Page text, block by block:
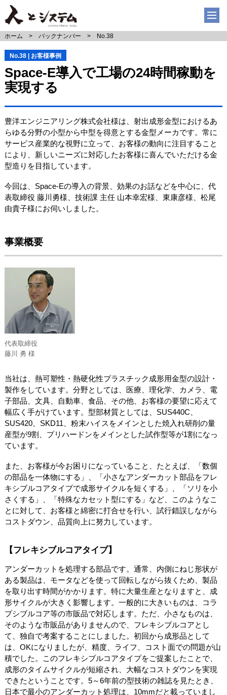
ホーム バックナンバー No.38
No.38 | お客様事例
Space-E導入で工場の24時間稼動を
実現する
豊洋エンジニアリング株式会社様は、射出成形金型におけるあ
らゆる分野の小型から中型を得意とする金型メーカです。常に
サービス産業的な視野に立って、お客様の動向に注目すること
により、新しいニーズに対応したお客様に喜んでいただける金
型造りを目指しています。
今回は、Space-Eの導入の背景、効果のお話などを中心に、代
表取締役 藤川勇様、技術課 主任 山本幸宏様、東康彦様、松尾
由貴子様にお伺いしました。
事業概要
代表取締役
藤川 勇 様
当社は、熱可塑性・熱硬化性プラスチック成形用金型の設計・
製作をしています。分野としては、医療、理化学、カメラ、電
子部品、文具、自動車、食品、その他、お客様の要望に応えて
幅広く手がけています。型部材質としては、SUS440C、
SUS420、SKD11、粉末ハイスをメインとした焼入れ研削の量
産型が9割、プリハードンをメインとした試作型等が1割になっ
ています。
また、お客様が今お困りになっていること、たとえば、「数個
の部品を一体物にする」、「小さなアンダーカット部品をフレ
キシブルコアタイプで成形サイクルを短くする」、「ソリを小
さくする」、「特殊なカセット型にする」など、このようなこ
とに対して、お客様と綿密に打合せを行い、試行錯誤しながら
コストダウン、品質向上に努力しています。
【フレキシブルコアタイプ】
アンダーカットを処理する部品です。通常、内側にねじ形状が
ある製品は、モータなどを使って回転しながら抜くため、製品
を取り出す時間がかかります。特に大量生産となりますと、成
形サイクルが大きく影響します。一般的に大きいものは、コラ
プシブルコア等の市販品で対応します。ただ、小さなものは、
そのような市販品がありませんので、フレキシブルコアとし
て、独自で考案することにしました。初回から成形品として
は、OKになりましたが、精度、ライフ、コスト面での問題が山
積でした。このフレキシブルコアタイプをご提案したことで、
成形のタイムサイクルが短縮され、大幅なコストダウンを実現
できたということです。5～6年前の型技術の雑誌を見たとき、
日本で最小のアンダーカット処理は、10mmだと載っていまし